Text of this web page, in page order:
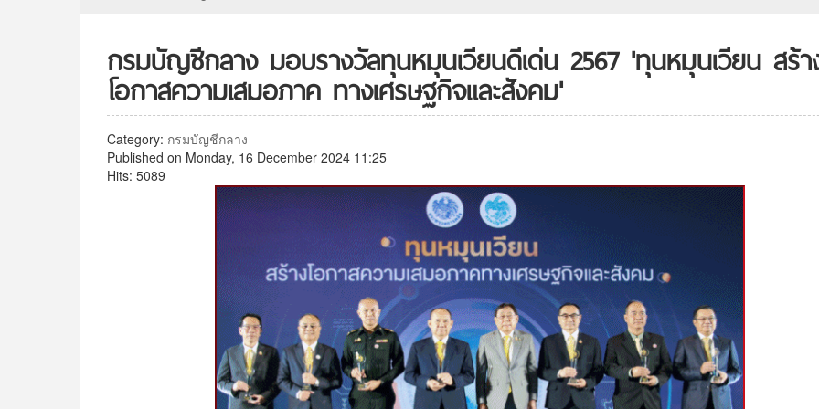
กรมบัญชีกลาง มอบรางวัลทุนหมุนเวียนดีเด่น 2567 'ทุนหมุนเวียน สร้า
โอกาสความเสมอภาค ทางเศรษฐกิจและสังคม'
Category: กรมบัญชีกลาง
Published on Monday, 16 December 2024 11:25
Hits: 5089